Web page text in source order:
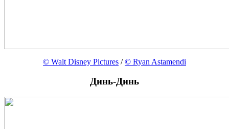
© Walt Disney Pictures /© Ryan Astamendi
Динь-Динь